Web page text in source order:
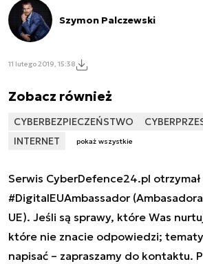
Szymon Palczewski
11 lutego 2019, 15:38
Zobacz również
CYBERBEZPIECZEŃSTWO
INTERNET
pokaż wszystkie
Serwis CyberDefence24.pl otrzymał
#DigitalEUAmbassador
UE). Jeśli są sprawy, które Was
które nie znacie odpowiedzi;
napisać – zapraszamy do kontaktu.